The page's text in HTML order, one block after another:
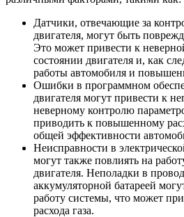
Датчики, отвечающие за
двигателя, могут быть
Это может привести к
состоянии двигателя и, как
работы автомобиля и
Ошибки в программном
двигателя могут привести к
неверному контролю
приводить к повышенному
общей эффективности
Неисправности в
могут также повлиять на
двигателя. Неполадки в
аккумуляторной батареей
работу системы, что может
расхода газа.